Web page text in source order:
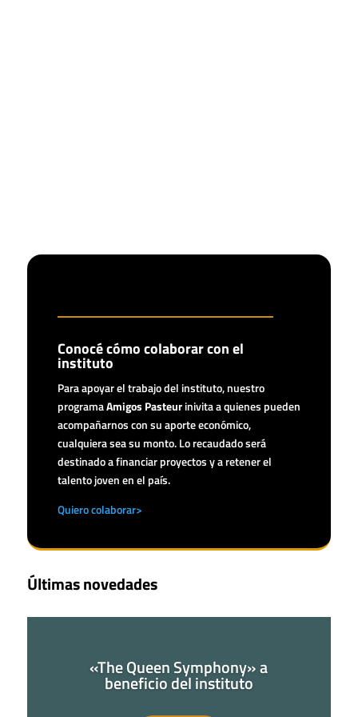
Conocé cómo colaborar con el
instituto
Para apoyar el trabajo del instituto, nuestro
programaAmigos Pasteur inivita a quienes pueden
acompañarnos con su aporte económico,
cualquiera sea su monto. Lo recaudado será
destinado a financiar proyectos y a retener el
talento joven en el país.
Quiero colaborar>
Últimas novedades
«The Queen Symphony» a
beneficio del instituto